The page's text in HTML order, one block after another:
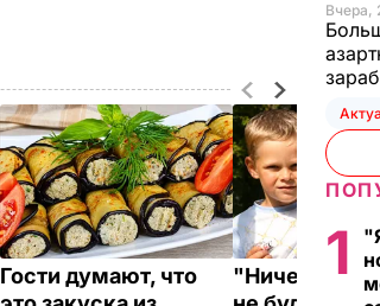
Гости думают, что
"Ничего
Вчера,
1